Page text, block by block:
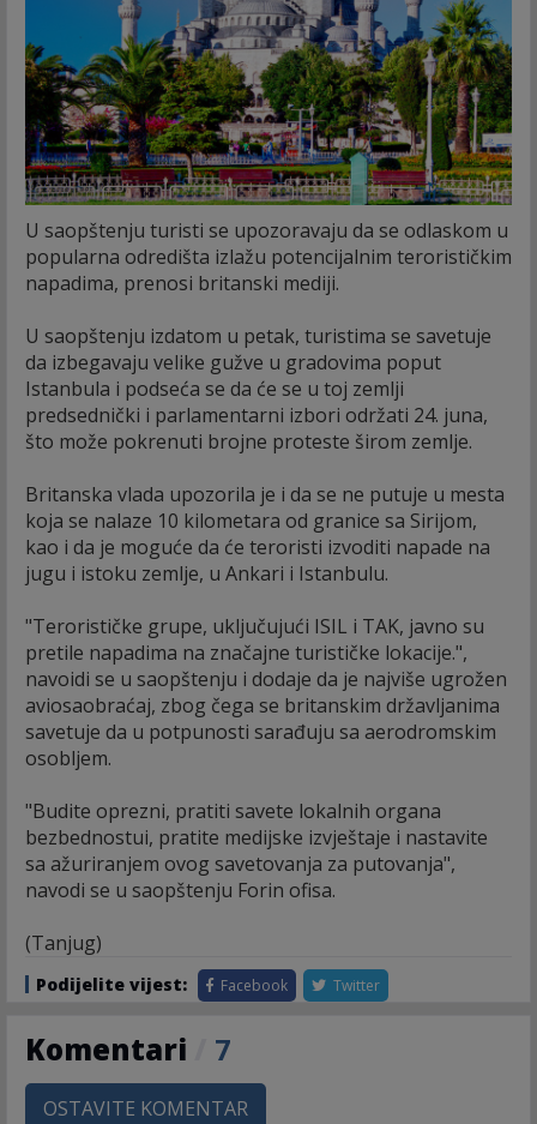
U saopštenju turisti se upozoravaju da se odlaskom u
popularna odredišta izlažu potencijalnim terorističkim
napadima, prenosi britanski mediji.
U saopštenju izdatom u petak, turistima se savetuje
da izbegavaju velike gužve u gradovima poput
Istanbula i podseća se da će se u toj zemlji
predsednički i parlamentarni izbori održati 24. juna,
što može pokrenuti brojne proteste širom zemlje.
Britanska vlada upozorila je i da se ne putuje u mesta
koja se nalaze 10 kilometara od granice sa Sirijom,
kao i da je moguće da će teroristi izvoditi napade na
jugu i istoku zemlje, u Ankari i Istanbulu.
"Terorističke grupe, uključujući ISIL i TAK, javno su
pretile napadima na značajne turističke lokacije.",
navoidi se u saopštenju i dodaje da je najviše ugrožen
aviosaobraćaj, zbog čega se britanskim državljanima
savetuje da u potpunosti sarađuju sa aerodromskim
osobljem.
"Budite oprezni, pratiti savete lokalnih organa
bezbednostui, pratite medijske izvještaje i nastavite
sa ažuriranjem ovog savetovanja za putovanja",
navodi se u saopštenju Forin ofisa.
(Tanjug)
Podijelite vijest: Facebook Twitter
Komentari 7
OSTAVITE KOMENTAR